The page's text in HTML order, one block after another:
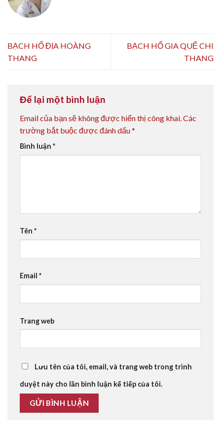
BẠCH HỔ ĐỊA HOÀNG
THANG
BẠCH HỔ GIA QUẾ CHI
THANG
Để lại một bình luận
Email của bạn sẽ không được hiển thị công khai.Các
trường bắt buộc được đánh dấu*
Bình luận *
Tên *
Email *
Trang web
Lưu tên của tôi, email, và trang web trong trình
duyệt này cho lần bình luận kế tiếp của tôi.